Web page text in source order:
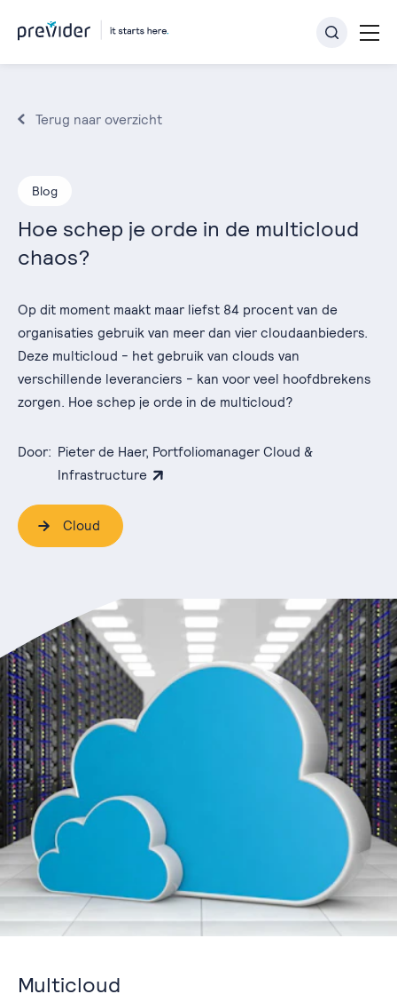
Terug naar overzicht
Blog
Hoe schep je orde in de multicloud
chaos?
Op dit moment maakt maar liefst 84 procent van de
organisaties gebruik van meer dan vier cloudaanbieders.
Deze multicloud - het gebruik van clouds van
verschillende leveranciers - kan voor veel hoofdbrekens
zorgen. Hoe schep je orde in de multicloud?
Door: Pieter de Haer, Portfoliomanager Cloud &
Infrastructure
Cloud
Multicloud